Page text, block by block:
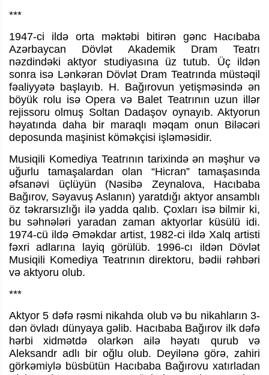
***
1947-ci ildə orta məktəbi bitirən gənc Hacıbaba
Azərbaycan Dövlət Akademik Dram Teatrı
nəzdindəki aktyor studiyasına üz tutub. Üç ildən
sonra isə Lənkəran Dövlət Dram Teatrında müstəqil
fəaliyyətə başlayıb. H. Bağırovun yetişməsində ən
böyük rolu isə Opera və Balet Teatrının uzun illər
rejissoru olmuş Soltan Dadaşov oynayıb. Aktyorun
həyatında daha bir maraqlı məqam onun Biləcəri
deposunda maşinist köməkçisi işləməsidir.
Musiqili Komediya Teatrının tarixində ən məşhur və
uğurlu tamaşalardan olan “Hicran” tamaşasında
əfsanəvi üçlüyün (Nəsibə Zeynalova, Hacıbaba
Bağırov, Səyavuş Aslanın) yaratdığı aktyor ansamblı
öz təkrarsızlığı ilə yadda qalıb. Çoxları isə bilmir ki,
bu səhnələri yaradan zaman aktyorlar küsülü idi.
1974-cü ildə Əməkdar artist, 1982-ci ildə Xalq artisti
fəxri adlarına layiq görülüb. 1996-cı ildən Dövlət
Musiqili Komediya Teatrının direktoru, bədii rəhbəri
və aktyoru olub.
***
Aktyor 5 dəfə rəsmi nikahda olub və bu nikahların 3-
dən övladı dünyaya gəlib. Hacıbaba Bağırov ilk dəfə
hərbi xidmətdə olarkən ailə həyatı qurub və
Aleksandr adlı bir oğlu olub. Deyilənə görə, zahiri
görkəmiylə büsbütün Hacıbaba Bağırovu xatırladan